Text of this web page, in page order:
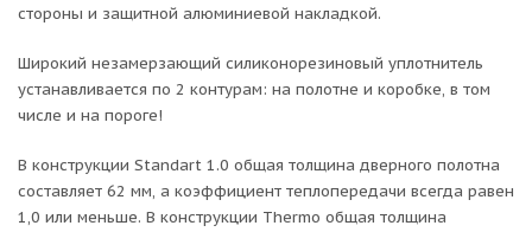
стороны и защитной алюминиевой накладкой.
Широкий незамерзающий силиконорезиновый уплотнитель
устанавливается по 2 контурам: на полотне и коробке, в том
числе и на пороге!
В конструкции Standart 1.0 общая толщина дверного полотна
составляет 62 мм, а коэффициент теплопередачи всегда равен
1,0 или меньше. В конструкции Thermo общая толщина